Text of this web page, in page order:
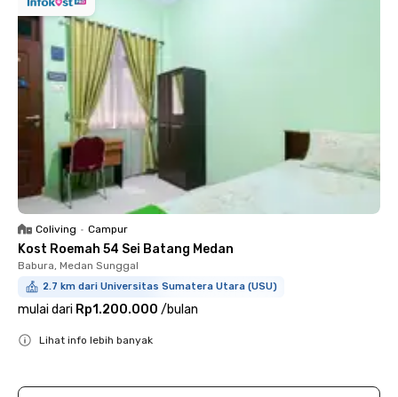
Coliving • Campur
Kost Roemah 54 Sei Batang Medan
Babura, Medan Sunggal
2.7 km dari Universitas Sumatera Utara (USU)
mulai dari Rp1.200.000 /bulan
Lihat info lebih banyak